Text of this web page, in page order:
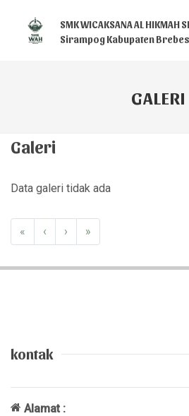
SMK WICAKSANA AL HIKMAH
Sirampog Kabupaten Brebes
GALERI
Galeri
Data galeri tidak ada
« ‹ › »
kontak
Alamat :